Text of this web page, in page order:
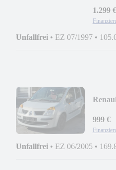
1.299 €
Unfallfrei • EZ 07/1997 •
999 €
Unfallfrei • EZ 06/2005 •